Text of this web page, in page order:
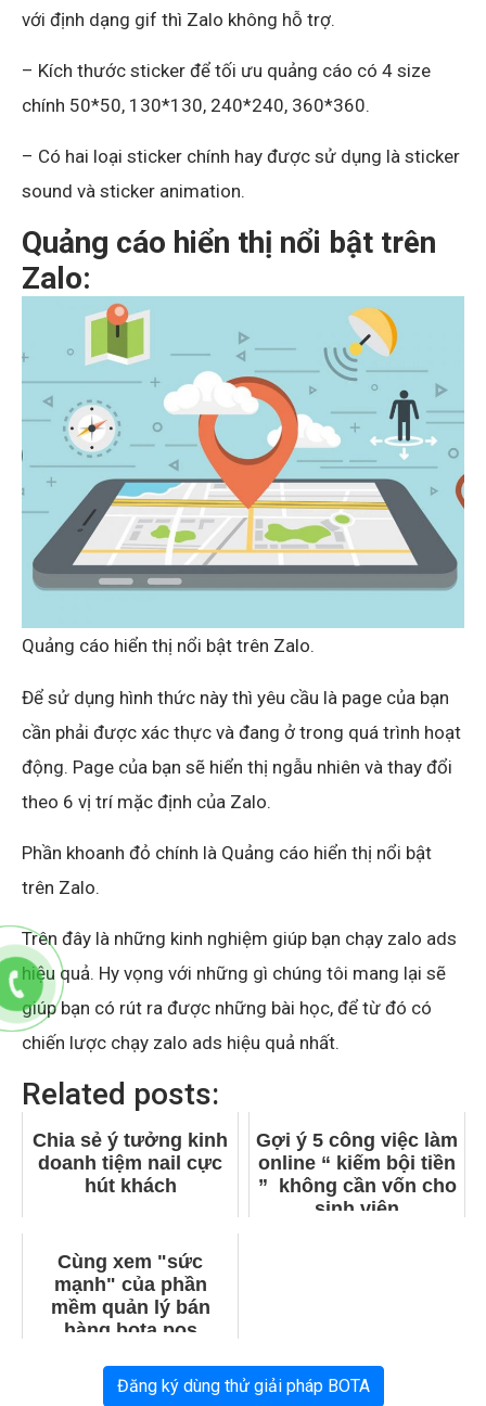
với định dạng gif thì Zalo không hỗ trợ.
– Kích thước sticker để tối ưu quảng cáo có 4 size
chính 50*50, 130*130, 240*240, 360*360.
– Có hai loại sticker chính hay được sử dụng là sticker
sound và sticker animation.
Quảng cáo hiển thị nổi bật trên
Zalo:
Quảng cáo hiển thị nổi bật trên Zalo.
Để sử dụng hình thức này thì yêu cầu là page của bạn
cần phải được xác thực và đang ở trong quá trình hoạt
động. Page của bạn sẽ hiển thị ngẫu nhiên và thay đổi
theo 6 vị trí mặc định của Zalo.
Phần khoanh đỏ chính là Quảng cáo hiển thị nổi bật
trên Zalo.
Trên đây là những kinh nghiệm giúp bạn chạy zalo ads
hiệu quả. Hy vọng với những gì chúng tôi mang lại sẽ
giúp bạn có rút ra được những bài học, để từ đó có
chiến lược chạy zalo ads hiệu quả nhất.
Related posts:
Chia sẻ ý tưởng kinh
doanh tiệm nail cực
hút khách
Gợi ý 5 công việc làm
online “ kiếm bội tiền
” không cần vốn cho
sinh viên
Cùng xem "sức
mạnh" của phần
mềm quản lý bán
hàng bota pos
Đăng ký dùng thử giải pháp BOTA